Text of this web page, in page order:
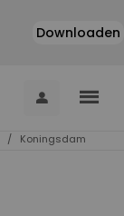
Downloaden
person menu
/ Koningsdam